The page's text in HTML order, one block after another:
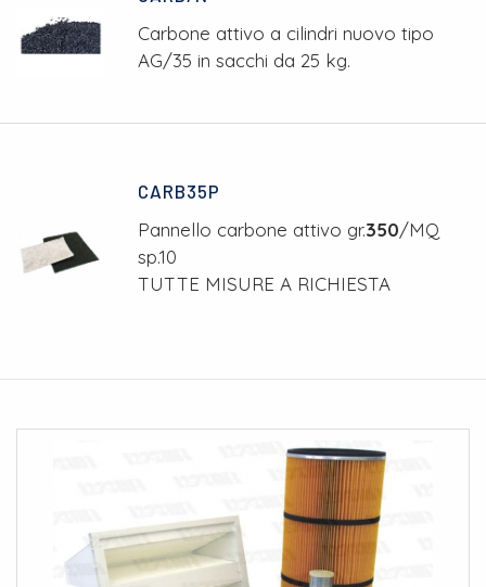
Carbone attivo a cilindri nuovo tipo
AG/35 in sacchi da 25 kg.
CARB35P
Pannello carbone attivo gr.350/MQ
sp.10
TUTTE MISURE A RICHIESTA